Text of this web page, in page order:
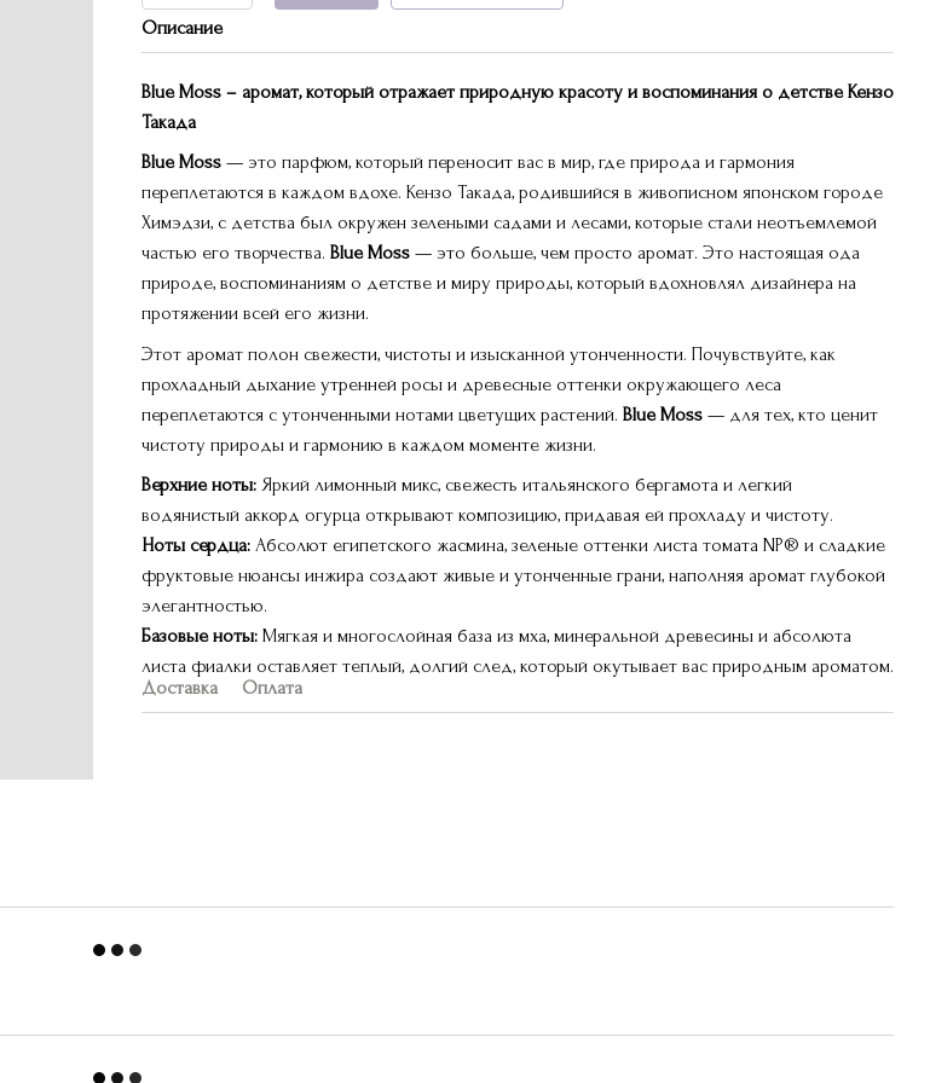
Описание
Blue Moss – аромат, который отражает природную красоту и воспоминания о детстве Кензо
Такада
Blue Moss — это парфюм, который переносит вас в мир, где природа и гармония
переплетаются в каждом вдохе. Кензо Такада, родившийся в живописном японском городе
Химэдзи, с детства был окружен зелеными садами и лесами, которые стали неотъемлемой
частью его творчества. Blue Moss — это больше, чем просто аромат. Это настоящая ода
природе, воспоминаниям о детстве и миру природы, который вдохновлял дизайнера на
протяжении всей его жизни.
Этот аромат полон свежести, чистоты и изысканной утонченности. Почувствуйте, как
прохладный дыхание утренней росы и древесные оттенки окружающего леса
переплетаются с утонченными нотами цветущих растений. Blue Moss — для тех, кто ценит
чистоту природы и гармонию в каждом моменте жизни.
Верхние ноты: Яркий лимонный микс, свежесть итальянского бергамота и легкий
водянистый аккорд огурца открывают композицию, придавая ей прохладу и чистоту.
Ноты сердца: Абсолют египетского жасмина, зеленые оттенки листа томата NP® и сладкие
фруктовые нюансы инжира создают живые и утонченные грани, наполняя аромат глубокой
элегантностью.
Базовые ноты: Мягкая и многослойная база из мха, минеральной древесины и абсолюта
листа фиалки оставляет теплый, долгий след, который окутывает вас природным ароматом.
Доставка
Оплата